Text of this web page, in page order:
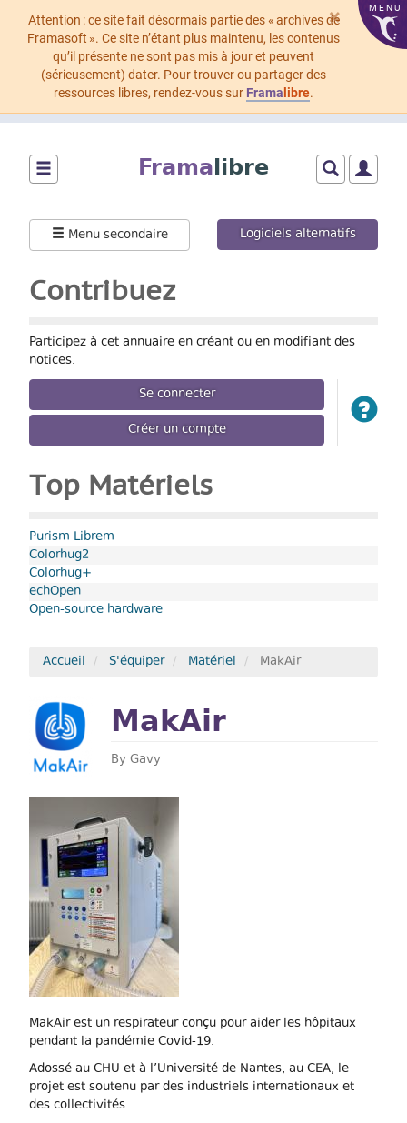
×
Attention : ce site fait désormais partie des « archives de
Framasoft ». Ce site n’étant plus maintenu, les contenus
qu’il présente ne sont pas mis à jour et peuvent
(sérieusement) dater. Pour trouver ou partager des
ressources libres, rendez-vous sur Frama libre.
MENU
contenu
principal
Framalibre
menu
menu
formulaire
Menu secondaire Logiciels alternatifs
Contribuez
Participez à cet annuaire en créant ou en modifiant des
notices.
Se connecter
Créer un compte
Top Matériels
Purism Librem
Colorhug2
Colorhug+
echOpen
Open-source hardware
Accueil S'équiper Matériel MakAir
MakAir
By Gavy
MakAir est un respirateur conçu pour aider les hôpitaux
pendant la pandémie Covid-19.
Adossé au CHU et à l’Université de Nantes, au CEA, le
projet est soutenu par des industriels internationaux et
des collectivités.